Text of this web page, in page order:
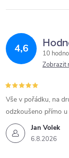
k
y
v
p
i
s
u
4,6
10
Zobrazit
Jan Volek
6.8.2026
Vše v pořádku, na
odzkoušeno přímo